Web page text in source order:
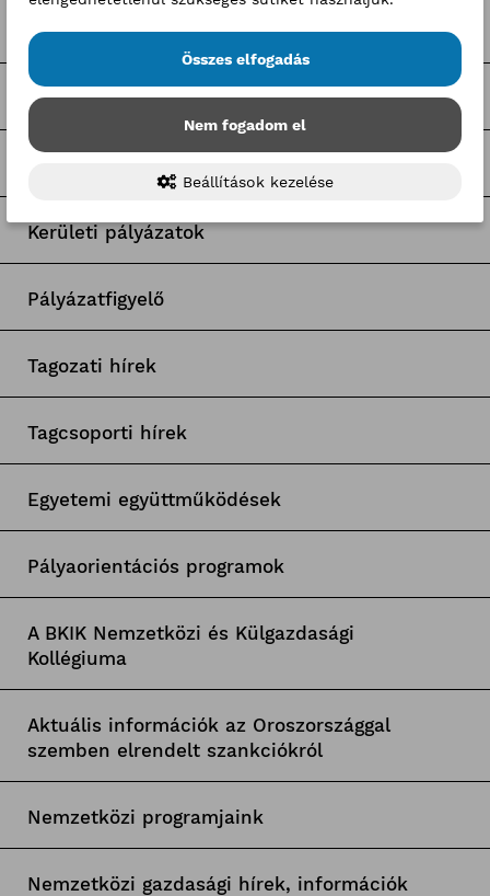
Pályaorientációs hírek
BKIK Szakképzési Iroda pályázatok
Kerületi pályázatok
Pályázatfigyelő
Tagozati hírek
Tagcsoporti hírek
Egyetemi együttműködések
Pályaorientációs programok
A BKIK Nemzetközi és Külgazdasági
Kollégiuma
Aktuális információk az Oroszországgal
szemben elrendelt szankciókról
Nemzetközi programjaink
Nemzetközi gazdasági hírek, információk
Összes elfogadás
Nem fogadom el
Beállítások kezelése